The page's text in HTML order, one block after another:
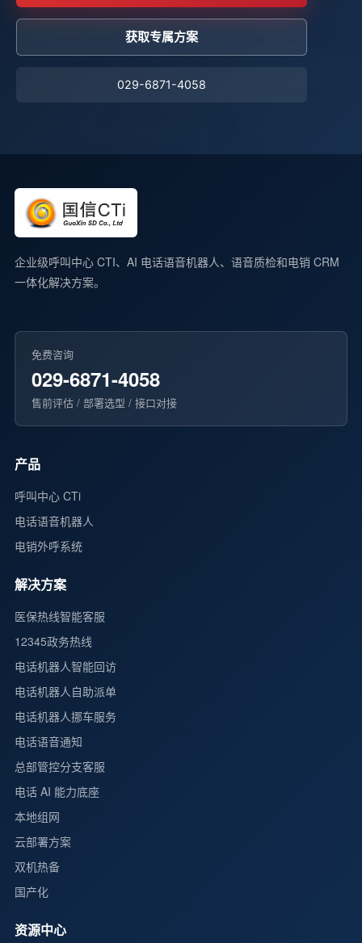
获取专属方案
029-6871-4058
企业级呼叫中心 CTI、AI 电话语音机器人、语音质检和电销 CRM
一体化解决方案。
免费咨询
029-6871-4058
售前评估 / 部署选型 / 接口对接
产品
呼叫中心 CTi
电话语音机器人
电销外呼系统
解决方案
医保热线智能客服
12345政务热线
电话机器人智能回访
电话机器人自助派单
电话机器人挪车服务
电话语音通知
总部管控分支客服
电话 AI 能力底座
本地组网
云部署方案
双机热备
国产化
资源中心